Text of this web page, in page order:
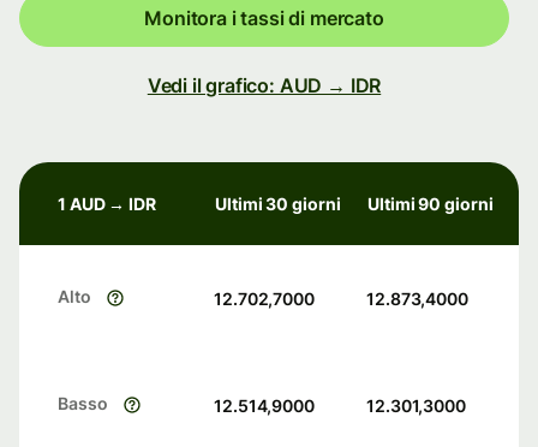
Monitora i tassi di mercato
Vedi il grafico: AUD → IDR
1 AUD → IDR Ultimi 30 giorni Ultimi 90 giorni
Alto 12.702,7000 12.873,4000
Basso 12.514,9000 12.301,3000